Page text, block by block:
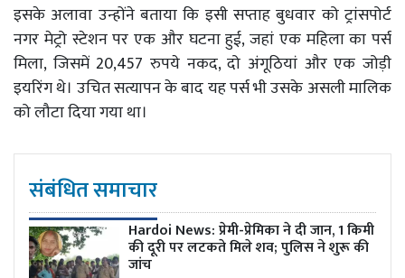
इसके अलावा उन्होंने बताया कि इसी सप्ताह बुधवार को ट्रांसपोर्ट
नगर मेट्रो स्टेशन पर एक और घटना हुई, जहां एक महिला का पर्स
मिला, जिसमें 20,457 रुपये नकद, दो अंगूठियां और एक जोड़ी
इयरिंग थे। उचित सत्यापन के बाद यह पर्स भी उसके असली मालिक
को लौटा दिया गया था।
संबंधित समाचार
Hardoi News: प्रेमी-प्रेमिका ने दी जान, 1 किमी
की दूरी पर लटकते मिले शव; पुलिस ने शुरू की
जांच